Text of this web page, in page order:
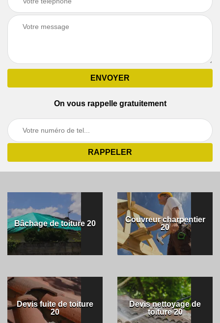
On vous rappelle gratuitement
Bâchage de toiture 20
Couvreur charpentier
20
Devis fuite de toiture
20
Devis nettoyage de
toiture 20